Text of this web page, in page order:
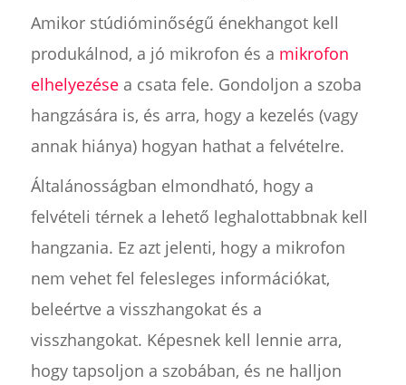
Amikor stúdióminőségű énekhangot kell
produkálnod, a jó mikrofon és a mikrofon
elhelyezésea csata fele. Gondoljon a szoba
hangzására is, és arra, hogy a kezelés (vagy
annak hiánya) hogyan hathat a felvételre.
Általánosságban elmondható, hogy a
felvételi térnek a lehető leghalottabbnak kell
hangzania. Ez azt jelenti, hogy a mikrofon
nem vehet fel felesleges információkat,
beleértve a visszhangokat és a
visszhangokat. Képesnek kell lennie arra,
hogy tapsoljon a szobában, és ne halljon